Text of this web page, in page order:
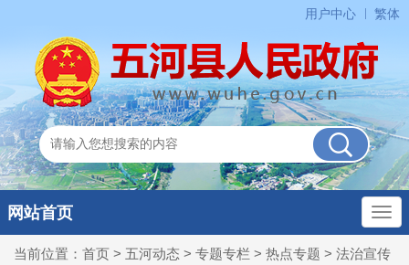
用户中心 繁体
网站首页
当前位置： 首页 > 五河动态 > 专题专栏 > 热点专题 > 法治宣传